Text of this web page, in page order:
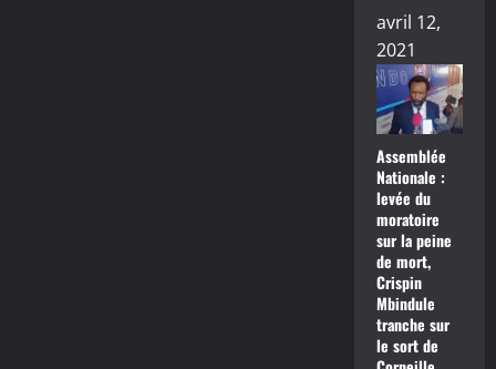
avril 12,
2021
Assemblée
Nationale :
levée du
moratoire
sur la peine
de mort,
Crispin
Mbindule
tranche sur
le sort de